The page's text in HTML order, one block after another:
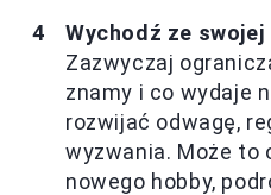
Wychodź ze
Zazwyczaj
znamy i co wydaje
rozwijać odwagę,
wyzwania. Może to
nowego hobby,